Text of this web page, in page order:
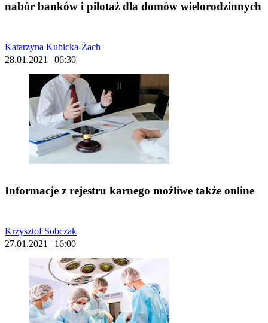
nabór banków i pilotaż dla domów wielorodzinnych
Katarzyna Kubicka-Żach
28.01.2021 | 06:30
Informacje z rejestru karnego możliwe także online
Krzysztof Sobczak
27.01.2021 | 16:00